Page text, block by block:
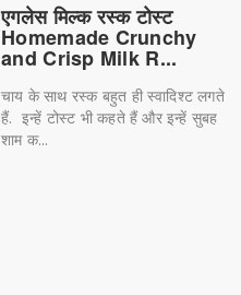
एगलेस मिल्क रस्क टोस्ट
Homemade Crunchy
and Crisp Milk R...
चाय के साथ रस्क बहुत ही स्वादिश्ट लगते
हैं. इन्हें टोस्ट भी कहते हैं और इन्हें सुबह
शाम क...